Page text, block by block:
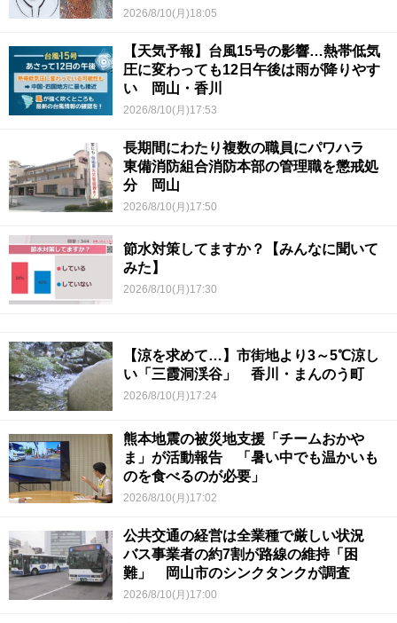
2026/8/10(月)18:05
【天気予報】台風15号の影響…熱帯低気
圧に変わっても12日午後は雨が降りやす
い 岡山・香川
2026/8/10(月)17:53
長期間にわたり複数の職員にパワハラ
東備消防組合消防本部の管理職を懲戒処
分 岡山
2026/8/10(月)17:50
節水対策してますか？【みんなに聞いて
みた】
2026/8/10(月)17:30
【涼を求めて…】市街地より3～5℃涼し
い「三霞洞渓谷」 香川・まんのう町
2026/8/10(月)17:24
熊本地震の被災地支援「チームおかや
ま」が活動報告 「暑い中でも温かいも
のを食べるのが必要」
2026/8/10(月)17:02
公共交通の経営は全業種で厳しい状況
バス事業者の約7割が路線の維持「困
難」 岡山市のシンクタンクが調査
2026/8/10(月)17:00